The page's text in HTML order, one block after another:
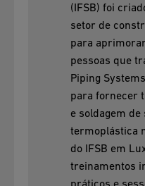
(IFSB) foi
setor de
para
pessoas que
Piping
para fornecer
e soldagem
termoplástica
do IFSB em
treinamentos
práticos e